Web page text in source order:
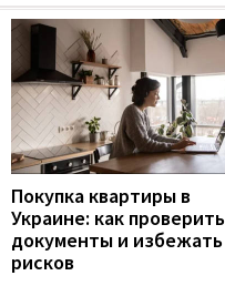
Покупка квартиры в
Украине: как проверить
документы и избежать
рисков